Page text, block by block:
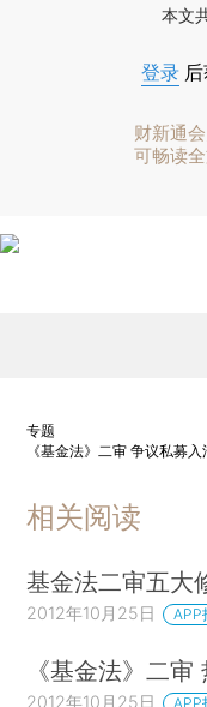
本文
登录
财新通
可畅读
专题
《基金法》二审 争议私募入
相关阅读
基金法二审五大
2012年10月25日 APP
《基金法》二
2012年10月25日 APP